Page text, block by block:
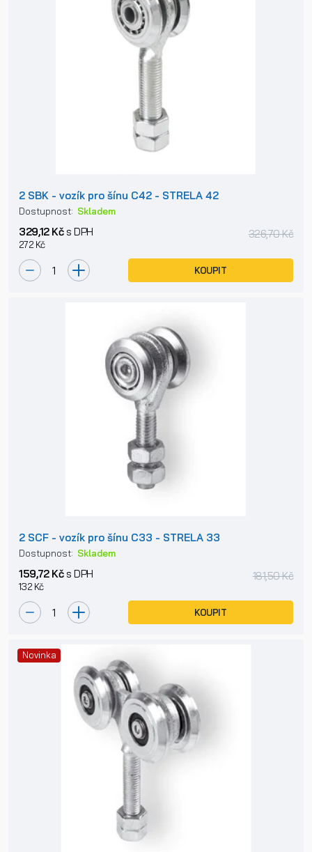
2 SBK - vozík pro šínu C42 - STRELA 42
Dostupnost: Skladem
329,12 Kčs DPH
272 Kč
326,70 Kč
KOUPIT
2 SCF - vozík pro šínu C33 - STRELA 33
Dostupnost: Skladem
159,72 Kčs DPH
132 Kč
181,50 Kč
KOUPIT
Novinka